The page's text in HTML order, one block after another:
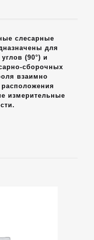
слесарные
для
(90°) и
сборочных
взаимно
измерительные